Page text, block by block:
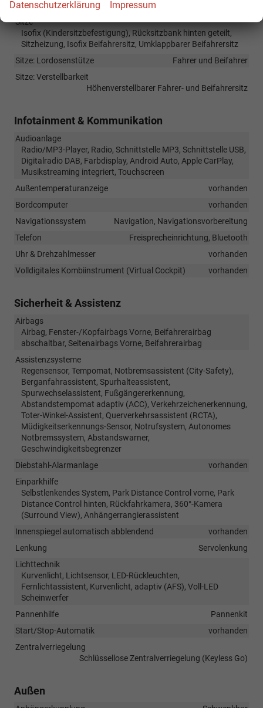
Lenkradheizung, mit Schaltwippen
Sitze
Isofix (Kindersitzbefestigung), Rücksitzbank hinten geteilt,
Sitzheizung, Isofix Beifahrersitz, Umklappbarer Beifahrersitz
Sitze: Lordosenstütze
Fahrer und Beifahrer
Sitze: Verstellbarkeit
Höhenverstellbarer Fahrer- und Beifahrersitz
Infotainment & Kommunikation
Audioanlage
Radio/MP3-Player, Radio, Schnittstelle MP3, Schnittstelle USB,
Digitalradio DAB, Farbdisplay, Android Auto, Apple CarPlay,
Musikstreaming integriert, Touchscreen
Außentemperaturanzeige
vorhanden
Bordcomputer
vorhanden
Navigationssystem
Navigation, Navigationsvorbereitung
Telefon
Freisprecheinrichtung, Bluetooth
Uhr & Drehzahlmesser
vorhanden
Volldigitales Kombiinstrument (Virtual Cockpit)
vorhanden
Sicherheit & Assistenz
Airbags
Airbag, Fenster-/Kopfairbags Vorne, Beifahrerairbag
abschaltbar, Seitenairbags Vorne, Beifahrerairbag
Assistenzsysteme
Regensensor, Tempomat, Notbremsassistent (City-Safety),
Berganfahrassistent, Spurhalteassistent,
Spurwechselassistent, Fußgängererkennung,
Abstandstempomat adaptiv (ACC), Verkehrzeichenerkennung,
Toter-Winkel-Assistent, Querverkehrsassistent (RCTA),
Müdigkeitserkennungs-Sensor, Notrufsystem, Autonomes
Notbremssystem, Abstandswarner,
Geschwindigkeitsbegrenzer
Diebstahl-Alarmanlage
vorhanden
Einparkhilfe
Selbstlenkendes System, Park Distance Control vorne, Park
Distance Control hinten, Rückfahrkamera, 360°-Kamera
(Surround View), Anhängerrangierassistent
Innenspiegel automatisch abblendend
vorhanden
Lenkung
Servolenkung
Lichttechnik
Kurvenlicht, Lichtsensor, LED-Rückleuchten,
Fernlichtassistent, Kurvenlicht, adaptiv (AFS), Voll-LED
Scheinwerfer
Pannenhilfe
Pannenkit
Start/Stop-Automatik
vorhanden
Zentralverriegelung
Schlüssellose Zentralverriegelung (Keyless Go)
Außen
Datenschutzerklärung Impressum